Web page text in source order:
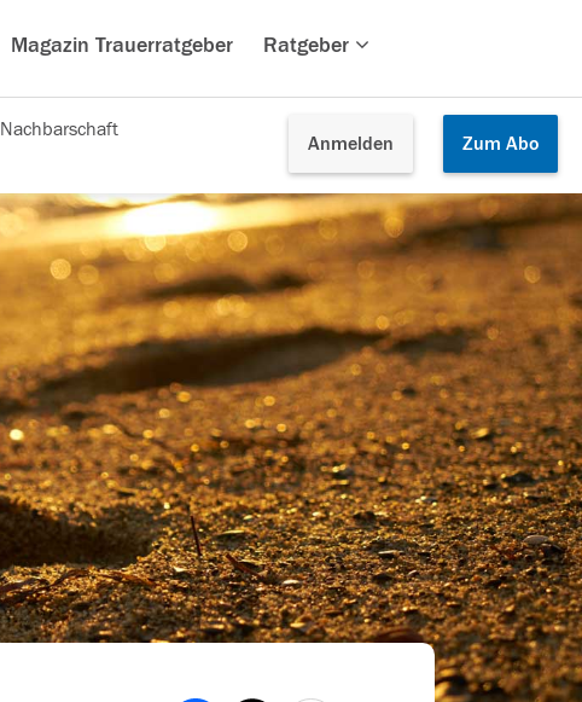
Magazin Trauerratgeber Ratgeber
Anmelden Zum Abo
Nachbarschaft